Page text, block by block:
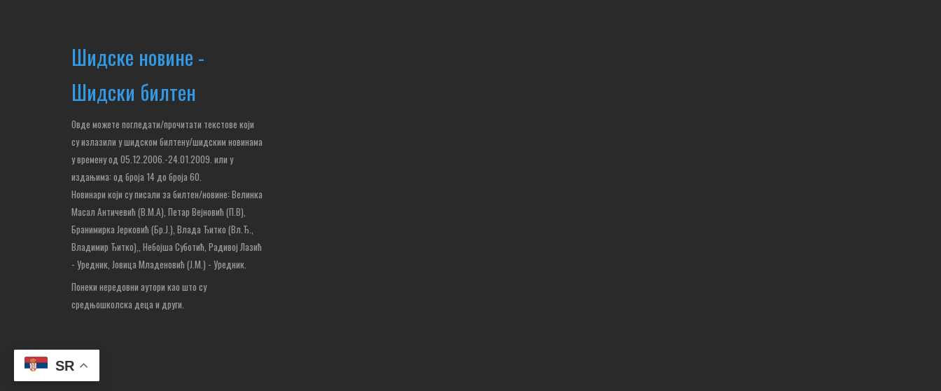
SR
Шидске новине -
Шидски билтен
Овде можете погледати/прочитати текстове који
су излазили у шидском билтену/шидским новинама
у времену од 05.12.2006.-24.01.2009. или у
издањима: од броја 14 до броја 60.
Новинари који су писали за билтен/новине: Велинка
Масал Античевић (В.М.А), Петар Вејновић (П.В),
Бранимирка Јерковић (Бр.Ј.), Влада Ђитко (Вл.Ђ.,
Владимир Ђитко), , Небојша Суботић, Радивој Лазић
- Уредник, Јовица Младеновић (Ј.М.) - Уредник.
Понеки нередовни аутори као што су
средњошколска деца и други.